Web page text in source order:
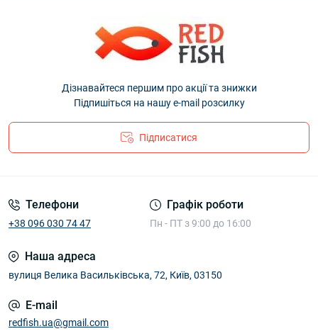
Дізнавайтеся першим про акції та знижки
Підпишіться на нашу e-mail розсилку
Підписатися
Телефони
+38 096 030 74 47
Графік роботи
Пн - ПТ з 9:00 до 16:00
Наша адреса
вулиця Велика Васильківська, 72, Київ, 03150
E-mail
redfish.ua@gmail.com